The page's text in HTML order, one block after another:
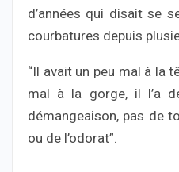
d’années qui disait se
courbatures depuis
“Il avait un peu mal à la
mal à la gorge, il l’a
démangeaison, pas de
ou de l’odorat”.